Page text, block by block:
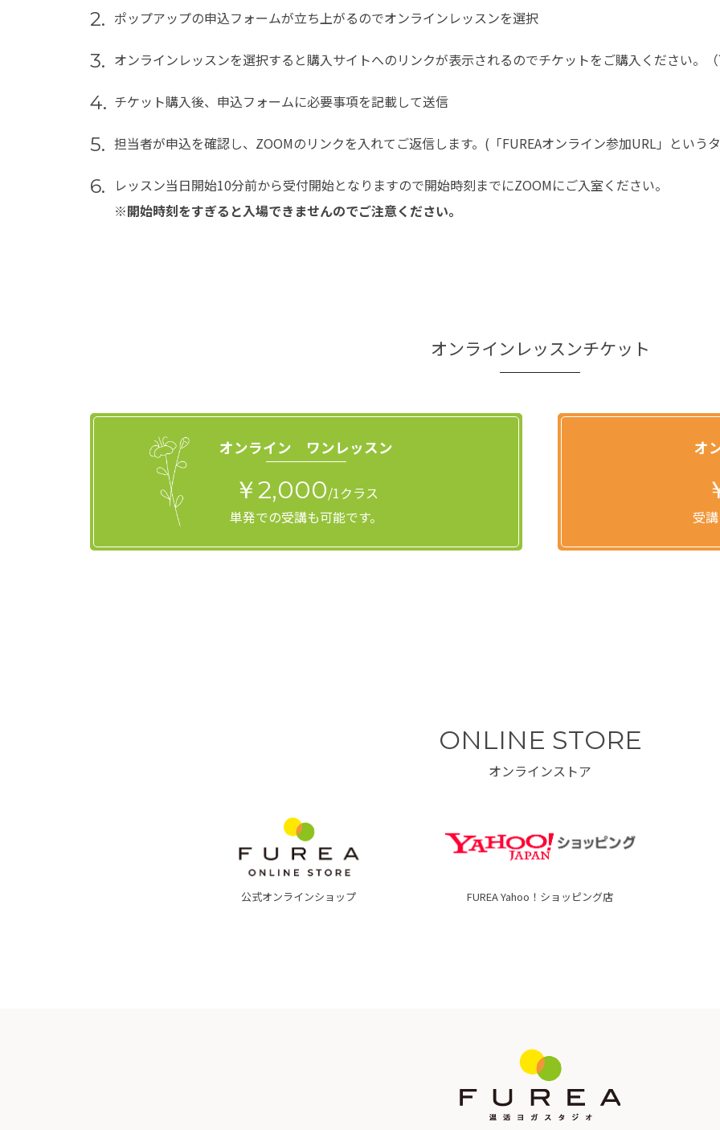
2. ポップアップの申込フォームが立ち上がるのでオンラインレッスンを選択
3. オンラインレッスンを選択すると購入サイトへのリンクが表示されるのでチケットをご購入ください。
4. チケット購入後、申込フォームに必要事項を記載して送信
5. 担当者が申込を確認し、ZOOMのリンクを入れてご返信します。(「FUREAオンライン参加URL」という
6.
レッスン当日開始10分前から受付開始となりますので開始時刻までにZOOMにご入室ください。
※開始時刻をすぎると入場できませんのでご注意ください。
オンラインレッスンチケット
オンライン ワンレッスン
￥2,000/1クラス
単発での受講も可能です。
オ
受
ONLINE STORE
オンラインストア
公式オンラインショップ FUREA Yahoo！ショッピング店